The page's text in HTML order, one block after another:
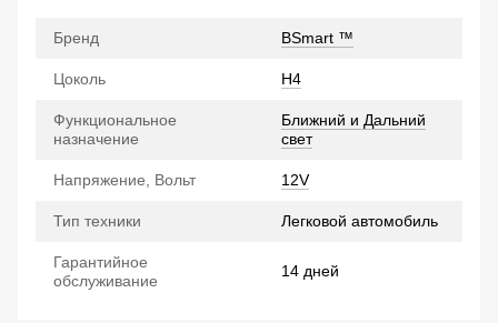
Бренд BSmart ™
Цоколь H4
Функциональное
назначение
Ближний и Дальний
свет
Напряжение, Вольт 12V
Тип техники Легковой автомобиль
Гарантийное
обслуживание
14 дней